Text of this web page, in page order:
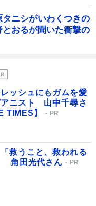
ニシがいわくつきの
おるが聞いた衝撃の
ッシュにもガムを愛
アニスト 山中千尋さ
TIMES】
PR
「救うこと、救われる
角田光代さん
PR